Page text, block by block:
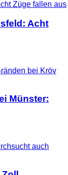
Acht
Münster: